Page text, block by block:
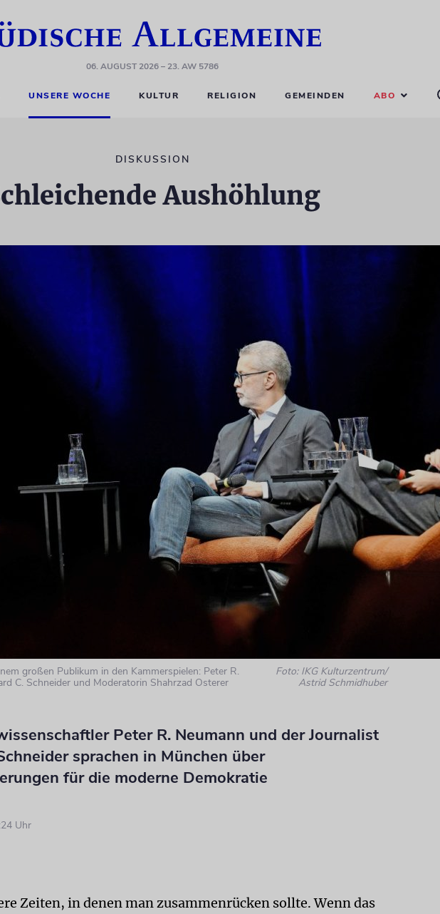
06. AUGUST 2026– 23. AW 5786
UNSERE WOCHE KULTUR RELIGION GEMEINDEN ABO
DISKUSSION
Aushöhlung
großen Publikum in den Kammerspielen: Peter R.
C. Schneider und Moderatorin Shahrzad Osterer
Foto: IKG Kulturzentrum/
Astrid Schmidhuber
Peter R. Neumann und der Journalist
sprachen in München über
für die moderne Demokratie
Uhr
Zeiten, in denen man zusammenrücken sollte. Wenn das